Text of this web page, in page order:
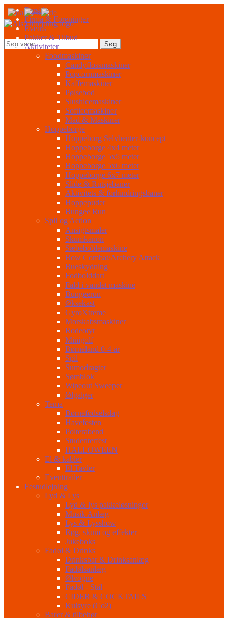
Spring
til
navigation
Spring
til
indhold
Søg
efter:
Søg
Forside
Firma & Foreninger
Events
Pakker & Tilbud
Aktiviteter
Foodmaskiner
Candyflossmaskiner
Popcornmaskiner
Kaffemaskiner
Pølsebod
Slushicemaskiner
Softicemaskiner
Mad & Maskiner
Hoppeborge
Hoppeborg Selvhenter-koncept
Hoppeborge 4x4 meter
Hoppeborge 5x5 meter
Hoppeborge 5x6 meter
Hoppeborge 6x7 meter
Slide & Rutsjebaner
Aktivitets & forhindringsbaner
Hoppepuder
Bungee Run
Spil og Action
Ansigtsmaler
Skumkanon
Sæbeboblemaskine
Bow Combat/Archery Attack
Bueskydning
Fodbolddart
Fald i vandet maskine
Bungeerun
Øksekast
GyroXtreme
Morskabsmaskiner
Rodeotyr
Minigolf
Børneland 0-4 år
Spil
Sumodragter
Sømblok
Wipeout Sweeper
Ølgalger
Tema
Børnefødselsdag
Havefesten
Polterabend
Studenterfest
HALLOWEEN
El & kabler
El Tavler
Eventtrailer
Festudlejning
Lyd & Lys
Lyd & lys pakkeløsninger
Musik Anlæg
Lys & Lysshow
Røg, skum og effekter
Jukeboks
Fadøl & Drinks
Drinksbar & Drinksanlæg
Fadølsanlæg
Ølvogne
Fadøl - Stål
CIDER & COCKTAILS
Kulsyre (Co2)
Barer & tilbehør